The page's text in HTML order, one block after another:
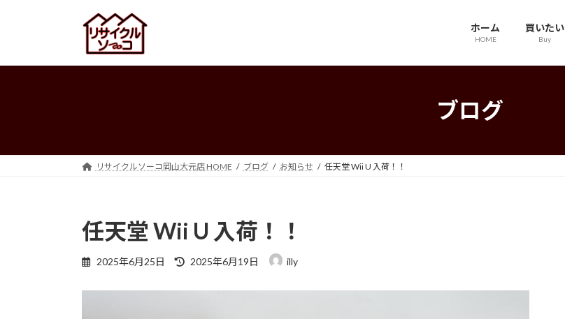
プ
動
ホーム
HOME
買いたい
Buy
ブログ
リサイクルソーコ岡山大元店 HOME ブログ お知らせ 任天堂 Wii U 入荷！！
任天堂 Wii U 入荷！！
2025年6月25日
最
2025年6月19日 illy